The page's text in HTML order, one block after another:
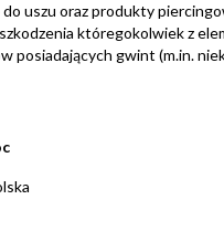
uszu oraz produkty
któregokolwiek z
posiadających gwint (m.in.